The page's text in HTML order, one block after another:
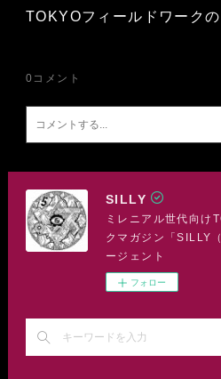
TOKYOフィールドワーク
0 コメント
SILLY
ミレニアル世代向け
クマガジン「SILLY
ージェント
フォロー